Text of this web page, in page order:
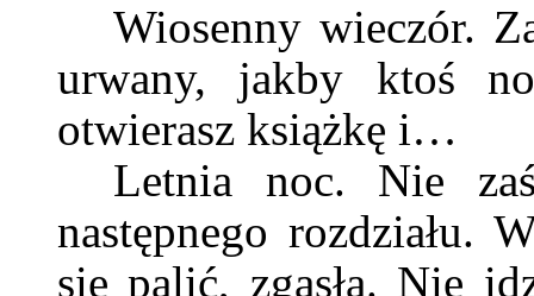
Wiosenny wieczór.
urwany, jakby ktoś
otwierasz książkę i…
Letnia noc. Nie
następnego rozdziału.
się palić, zgasła. Nie